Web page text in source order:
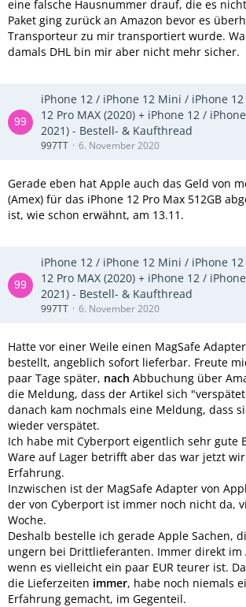
eine falsche Hausnummer drauf, die es
Paket ging zurück an Amazon bevor es
Transporteur zu mir transportiert wurde.
damals DHL bin mir aber nicht mehr sicher.
iPhone 12 / iPhone 12 Mini / iPhone
12 Pro MAX (2020) + iPhone 12 /
2021) - Bestell- & Kaufthread
997TT 6. November 2020
Gerade eben hat Apple auch das Geld von
(Amex) für das iPhone 12 Pro Max 512GB
ist, wie schon erwähnt, am 13.11.
iPhone 12 / iPhone 12 Mini / iPhone
12 Pro MAX (2020) + iPhone 12 /
2021) - Bestell- & Kaufthread
997TT 6. November 2020
Hatte vor einer Weile einen MagSafe
bestellt, angeblich sofort lieferbar. Freute
paar Tage später, nach Abbuchung über
die Meldung, dass der Artikel sich
danach kam nochmals eine Meldung, dass
wieder verspätet.
Ich habe mit Cyberport eigentlich sehr gute
Ware auf Lager betrifft aber das war jetzt
Erfahrung.
Inzwischen ist der MagSafe Adapter von
der von Cyberport ist immer noch nicht da,
Woche.
Deshalb bestelle ich gerade Apple Sachen,
ungern bei Drittlieferanten. Immer direkt im
wenn es vielleicht ein paar EUR teurer ist.
die Lieferzeiten immer, habe noch niemals
Erfahrung gemacht, im Gegenteil.